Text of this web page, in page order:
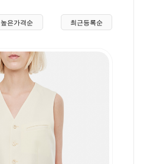
높은가격순 최근등록순